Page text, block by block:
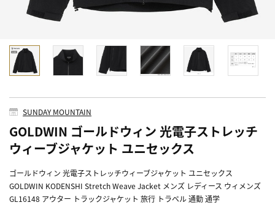
SUNDAY MOUNTAIN
GOLDWIN ゴールドウィン 光電子ストレッチ
ウィーブジャケット ユニセックス
ゴールドウィン 光電子ストレッチウィーブジャケット ユニセックス
GOLDWIN KODENSHI Stretch Weave Jacket メンズ レディース ウィメンズ
GL16148 アウター トラックジャケット 旅行 トラベル 通勤 通学